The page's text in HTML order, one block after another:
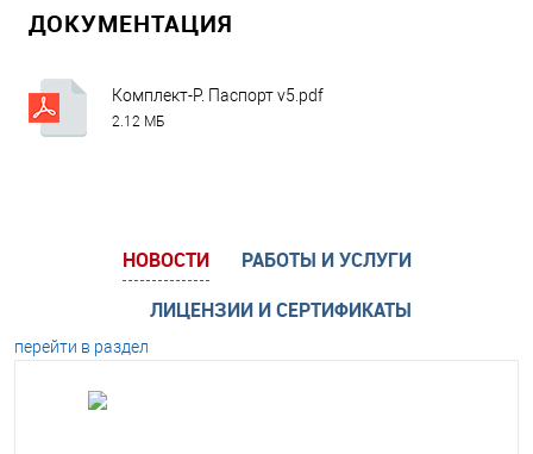
ДОКУМЕНТАЦИЯ
Комплект-Р. Паспорт v5.pdf
2.12 МБ
НОВОСТИ
РАБОТЫ И УСЛУГИ
ЛИЦЕНЗИИ И СЕРТИФИКАТЫ
перейти в раздел